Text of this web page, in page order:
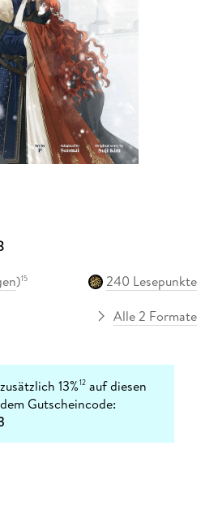
)15
240 Lesepunkte
Alle 2 Formate
13%12 auf diesen
Gutscheincode: